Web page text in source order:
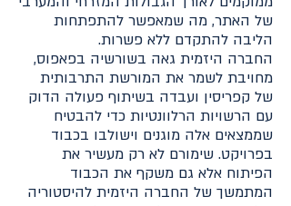
של האתר, מה שמאפשר להתפתחות
הליבה להתקדם ללא פשרות.
החברה היזמית גאה בשורשיה בפאפוס,
מחויבת לשמר את המורשת התרבותית
של קפריסין ועבדה בשיתוף פעולה הדוק
עם הרשויות הרלוונטיות כדי להבטיח
שממצאים אלה מוגנים וישולבו בכבוד
בפרויקט. שימורם לא רק מעשיר את
הפיתוח אלא גם משקף את הכבוד
המתמשך של החברה היזמית להיסטוריה